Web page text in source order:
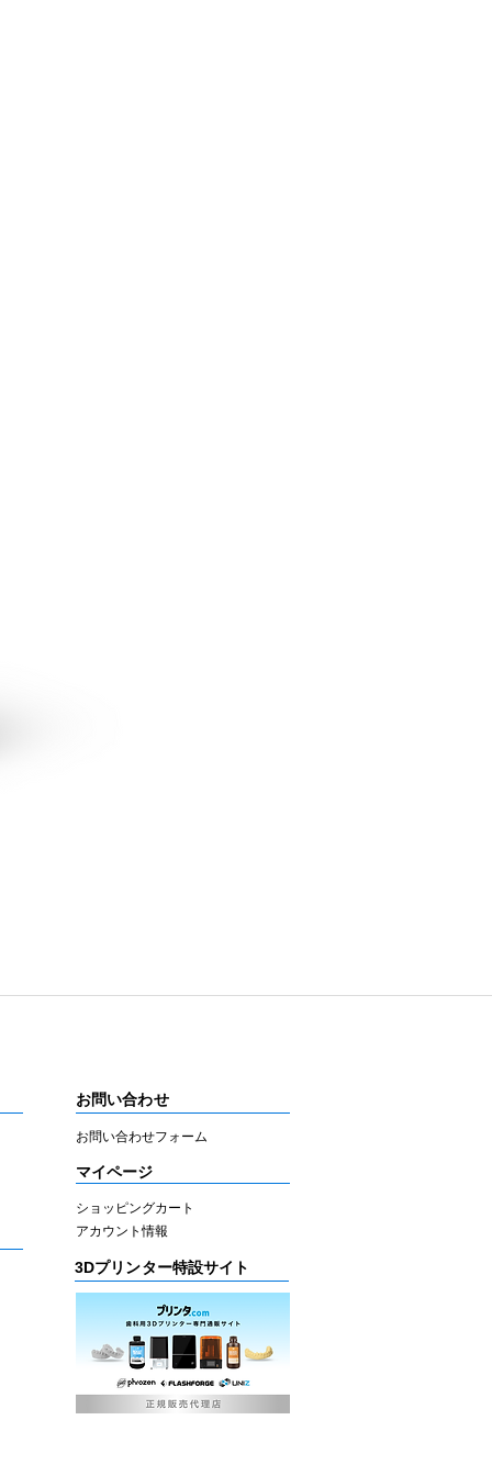
お問い合わせ
お問い合わせフォーム
マイページ
ショッピングカート
アカウント情報
3Dプリンター特設サイト